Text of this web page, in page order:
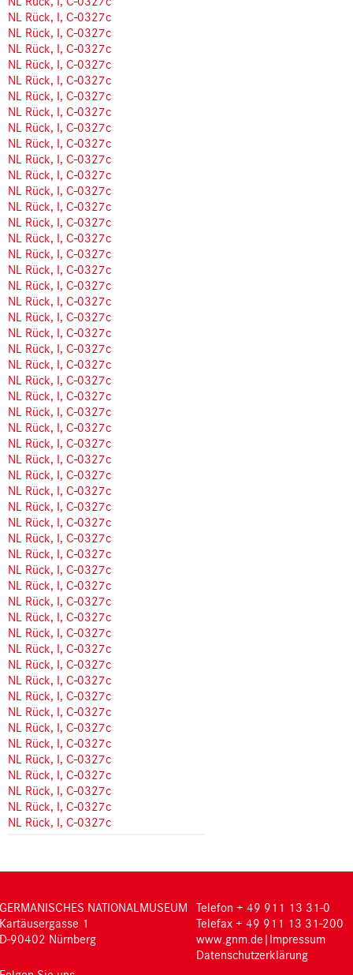
NL Rück, I, C-0327c
NL Rück, I, C-0327c
NL Rück, I, C-0327c
NL Rück, I, C-0327c
NL Rück, I, C-0327c
NL Rück, I, C-0327c
NL Rück, I, C-0327c
NL Rück, I, C-0327c
NL Rück, I, C-0327c
NL Rück, I, C-0327c
NL Rück, I, C-0327c
NL Rück, I, C-0327c
NL Rück, I, C-0327c
NL Rück, I, C-0327c
NL Rück, I, C-0327c
NL Rück, I, C-0327c
NL Rück, I, C-0327c
NL Rück, I, C-0327c
NL Rück, I, C-0327c
NL Rück, I, C-0327c
NL Rück, I, C-0327c
NL Rück, I, C-0327c
NL Rück, I, C-0327c
NL Rück, I, C-0327c
NL Rück, I, C-0327c
NL Rück, I, C-0327c
NL Rück, I, C-0327c
NL Rück, I, C-0327c
NL Rück, I, C-0327c
NL Rück, I, C-0327c
NL Rück, I, C-0327c
NL Rück, I, C-0327c
NL Rück, I, C-0327c
NL Rück, I, C-0327c
NL Rück, I, C-0327c
NL Rück, I, C-0327c
NL Rück, I, C-0327c
NL Rück, I, C-0327c
NL Rück, I, C-0327c
NL Rück, I, C-0327c
NL Rück, I, C-0327c
NL Rück, I, C-0327c
NL Rück, I, C-0327c
NL Rück, I, C-0327c
NL Rück, I, C-0327c
NL Rück, I, C-0327c
NL Rück, I, C-0327c
NL Rück, I, C-0327c
NL Rück, I, C-0327c
NL Rück, I, C-0327c
NL Rück, I, C-0327c
NL Rück, I, C-0327c
GERMANISCHES NATIONALMUSEUM
Kartäusergasse 1
D-90402 Nürnberg
Telefon + 49 911 13 31-0
Telefax + 49 911 13 31-200
www.gnm.de | Impressum
Datenschutzerklärung